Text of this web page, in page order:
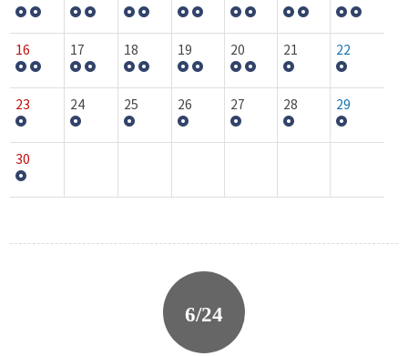
16 17 18 19 20 21 22
23 24 25 26 27 28 29
30
6/24